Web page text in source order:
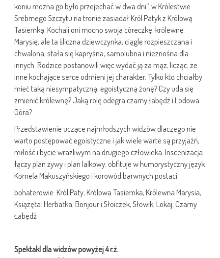
koniu można go było przejechać w dwa dni”, w Królestwie
Srebrnego Szczytu na tronie zasiadał Król Patyk z Królową
Tasiemką. Kochali oni mocno swoją córeczkę, królewnę
Marysię, ale ta śliczna dziewczynka, ciągle rozpieszczana i
chwalona, stała się kapryśna, samolubna i nieznośna dla
innych. Rodzice postanowili więc wydać ją za mąż, licząc, że
inne kochające serce odmieni jej charakter. Tylko kto chciałby
mieć taką niesympatyczną, egoistyczną żonę? Czy uda się
zmienić królewnę? Jaką rolę odegra czarny łabędź i Lodowa
Góra?
Przedstawienie uczące najmłodszych widzów dlaczego nie
warto postępować egoistyczne i jak wiele warte są przyjaźń,
miłość i bycie wrażliwym na drugiego człowieka. Inscenizacja
łączy plan żywy i plan lalkowy, obfituje w humorystyczny język
Kornela Makuszyńskiego i korowód barwnych postaci.
bohaterowie: Król Paty, Królowa Tasiemka, Królewna Marysia,
Książęta: Herbatka, Bonjour i Słoiczek, Słowik, Lokaj, Czarny
Łabędź
Spektakl dla widzów powyżej 4 r.ż.